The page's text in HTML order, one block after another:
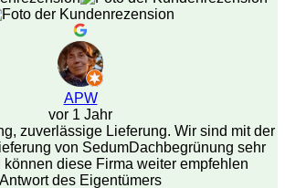
APW
vor 1 Jahr
zuverlässige Lieferung. Wir sind mit der
von SedumDachbegrünung sehr
können diese Firma weiter empfehlen
Antwort des Eigentümers